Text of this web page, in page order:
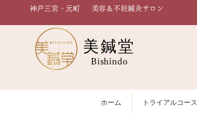
神戸三宮・元町 美容＆不妊鍼灸サロン
美鍼堂
Bishindo
ホーム トライアルコース